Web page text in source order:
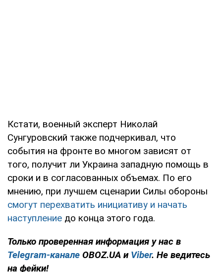
Кстати, военный эксперт Николай
Сунгуровский также подчеркивал, что
события на фронте во многом зависят от
того, получит ли Украина западную помощь в
сроки и в согласованных объемах. По его
мнению, при лучшем сценарии Силы обороны
смогут перехватить инициативу и начать
наступление до конца этого года.
Только проверенная информация у нас в
Telegram-канале OBOZ.UA и Viber. Не ведитесь
на фейки!